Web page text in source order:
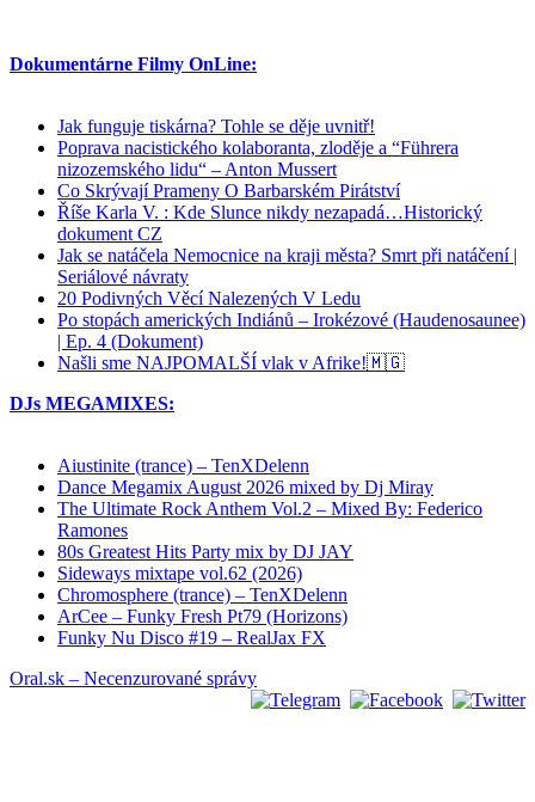
Dokumentárne Filmy OnLine:
Jak funguje tiskárna? Tohle se děje uvnitř!
Poprava nacistického kolaboranta, zloděje a “Führera
nizozemského lidu“ – Anton Mussert
Co Skrývají Prameny O Barbarském Pirátství
Říše Karla V. : Kde Slunce nikdy nezapadá…Historický
dokument CZ
Jak se natáčela Nemocnice na kraji města? Smrt při natáčení |
Seriálové návraty
20 Podivných Věcí Nalezených V Ledu
Po stopách amerických Indiánů – Irokézové (Haudenosaunee)
| Ep. 4 (Dokument)
Našli sme NAJPOMALŠÍ vlak v Afrike!🇲🇬
DJs MEGAMIXES:
Aiustinite (trance) – TenXDelenn
Dance Megamix August 2026 mixed by Dj Miray
The Ultimate Rock Anthem Vol.2 – Mixed By: Federico
Ramones
80s Greatest Hits Party mix by DJ JAY
Sideways mixtape vol.62 (2026)
Chromosphere (trance) – TenXDelenn
ArCee – Funky Fresh Pt79 (Horizons)
Funky Nu Disco #19 – RealJax FX
Oral.sk – Necenzurované správy